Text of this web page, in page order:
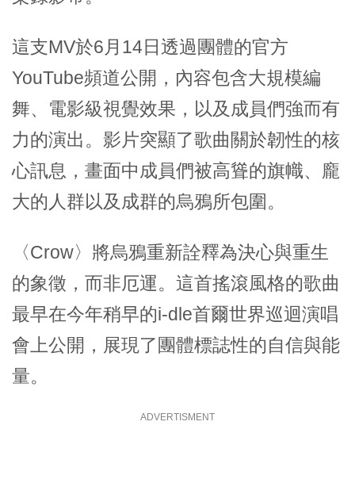
這支MV於6月14日透過團體的官方
YouTube頻道公開，內容包含大規模編
舞、電影級視覺效果，以及成員們強而有
力的演出。影片突顯了歌曲關於韌性的核
心訊息，畫面中成員們被高聳的旗幟、龐
大的人群以及成群的烏鴉所包圍。
〈Crow〉將烏鴉重新詮釋為決心與重生
的象徵，而非厄運。這首搖滾風格的歌曲
最早在今年稍早的i-dle首爾世界巡迴演唱
會上公開，展現了團體標誌性的自信與能
量。
ADVERTISMENT